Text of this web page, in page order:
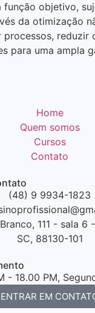
função objetivo,
da otimização
processos, reduzir
para uma ampla
Home
Quem somos
Cursos
Contato
(48) 9 9934-1823
111 - sala 6
SC, 88130-101
- 18.00 PM,
ENTRAR EM